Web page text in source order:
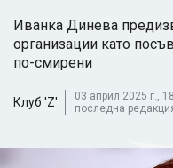
Иванка Динева
организации като
по-смирени
Клуб 'Z'
03 април 2025 г.,
последна